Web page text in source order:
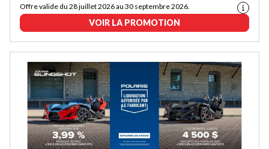
Offre valide du 28 juillet 2026 au 30 septembre 2026.
VOIR LA PROMOTION